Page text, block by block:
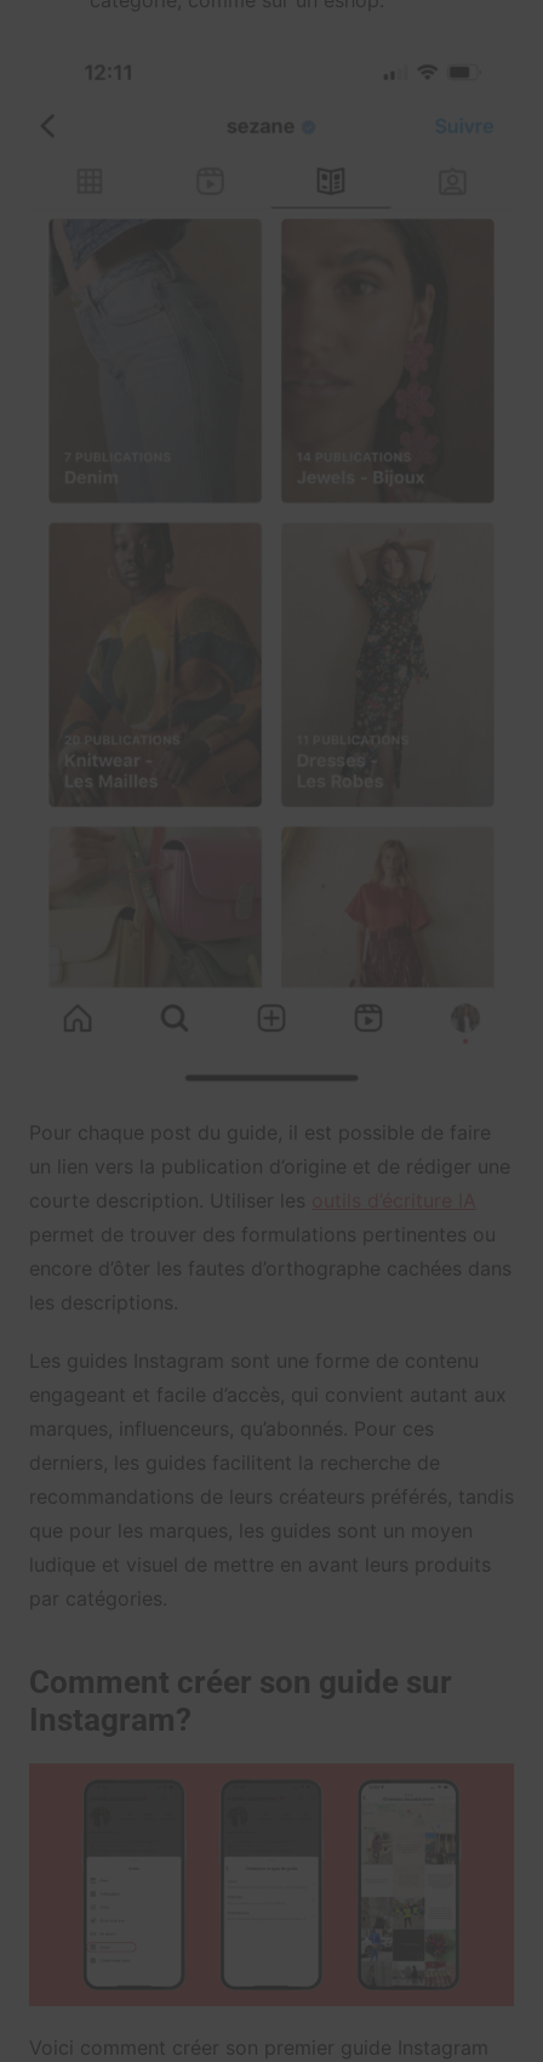
Pour chaque post du guide, il est possible de faire
un lien vers la publication d’origine et de rédiger une
courte description. Utiliser les
permet de trouver des formulations pertinentes ou
encore d’ôter les fautes d’orthographe cachées dans
les descriptions.
Les guides Instagram sont une forme de contenu
engageant et facile d’accès, qui convient autant aux
marques, influenceurs, qu’abonnés. Pour ces
derniers, les guides facilitent la recherche de
recommandations de leurs créateurs préférés, tandis
que pour les marques, les guides sont un moyen
ludique et visuel de mettre en avant leurs produits
par catégories.
Comment créer son guide sur
Instagram?
Voici comment créer son premier guide Instagram